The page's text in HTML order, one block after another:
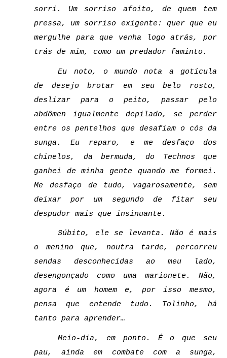
sorri. Um sorriso afoito, de quem tem
pressa, um sorriso exigente: quer que eu
mergulhe para que venha logo atrás, por
trás de mim, como um predador faminto.
Eu noto, o mundo nota a gotícula
de desejo brotar em seu belo rosto,
deslizar para o peito, passar pelo
abdômen igualmente depilado, se perder
entre os pentelhos que desafiam o cós da
sunga. Eu reparo, e me desfaço dos
chinelos, da bermuda, do Technos que
ganhei de minha gente quando me formei.
Me desfaço de tudo, vagarosamente, sem
deixar por um segundo de fitar seu
despudor mais que insinuante.
Súbito, ele se levanta. Não é mais
o menino que, noutra tarde, percorreu
sendas desconhecidas ao meu lado,
desengonçado como uma marionete. Não,
agora é um homem e, por isso mesmo,
pensa que entende tudo. Tolinho, há
tanto para aprender…
Meio-dia, em ponto. É o que seu
pau, ainda em combate com a sunga,